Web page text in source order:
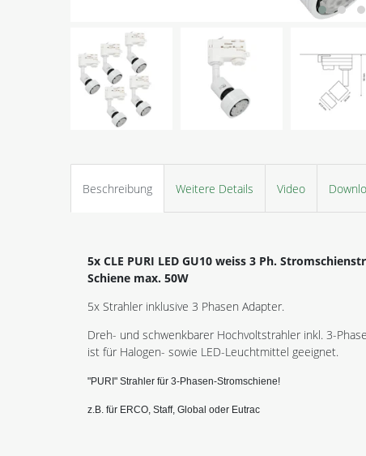
Beschreibung Weitere Details Video
5x CLE PURI LED GU10 weiss 3 Ph.
Schiene max. 50W
5x Strahler inklusive 3 Phasen Adapter.
Dreh- und schwenkbarer Hochvoltstrahler inkl. 3-
ist für Halogen- sowie LED-Leuchtmittel geeignet.
"PURI" Strahler für 3-Phasen-Stromschiene!
z.B. für ERCO, Staff, Global oder Eutrac